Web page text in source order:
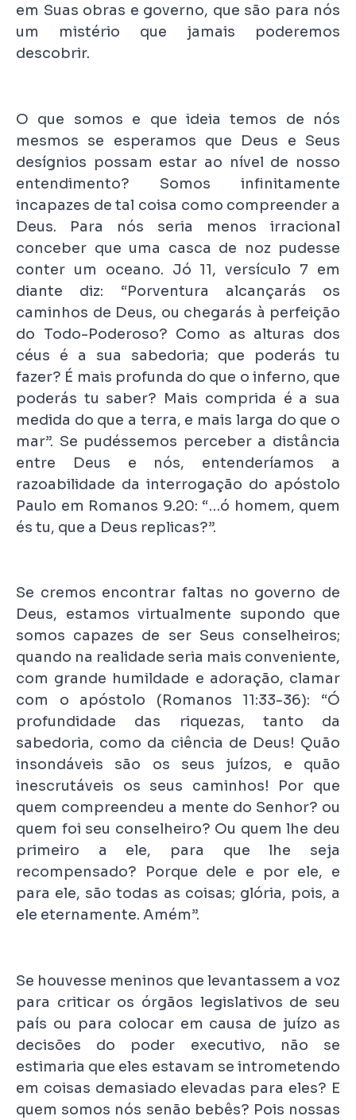
em Suas obras e governo, que são para nós
um mistério que jamais poderemos
descobrir.
O que somos e que ideia temos de nós
mesmos se esperamos que Deus e Seus
desígnios possam estar ao nível de nosso
entendimento? Somos infinitamente
incapazes de tal coisa como compreender a
Deus. Para nós seria menos irracional
conceber que uma casca de noz pudesse
conter um oceano. Jó 11, versículo 7 em
diante diz: “Porventura alcançarás os
caminhos de Deus, ou chegarás à perfeição
do Todo-Poderoso? Como as alturas dos
céus é a sua sabedoria; que poderás tu
fazer? É mais profunda do que o inferno, que
poderás tu saber? Mais comprida é a sua
medida do que a terra, e mais larga do que o
mar”. Se pudéssemos perceber a distância
entre Deus e nós, entenderíamos a
razoabilidade da interrogação do apóstolo
Paulo em Romanos 9.20: “…ó homem, quem
és tu, que a Deus replicas?”.
Se cremos encontrar faltas no governo de
Deus, estamos virtualmente supondo que
somos capazes de ser Seus conselheiros;
quando na realidade seria mais conveniente,
com grande humildade e adoração, clamar
com o apóstolo (Romanos 11:33-36): “Ó
profundidade das riquezas, tanto da
sabedoria, como da ciência de Deus! Quão
insondáveis são os seus juízos, e quão
inescrutáveis os seus caminhos! Por que
quem compreendeu a mente do Senhor? ou
quem foi seu conselheiro? Ou quem lhe deu
primeiro a ele, para que lhe seja
recompensado? Porque dele e por ele, e
para ele, são todas as coisas; glória, pois, a
ele eternamente. Amém”.
Se houvesse meninos que levantassem a voz
para criticar os órgãos legislativos de seu
país ou para colocar em causa de juízo as
decisões do poder executivo, não se
estimaria que eles estavam se intrometendo
em coisas demasiado elevadas para eles? E
quem somos nós senão bebês? Pois nossas